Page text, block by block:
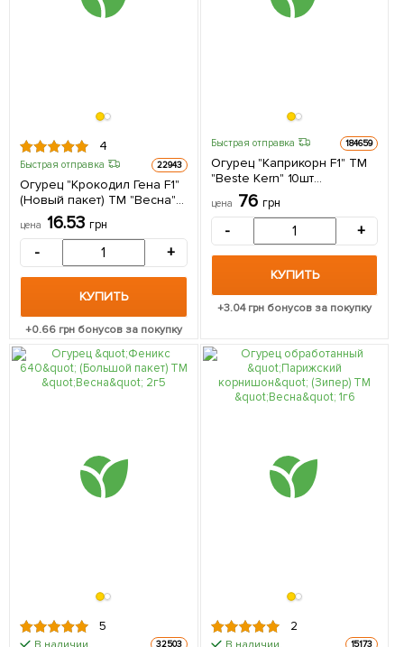
4
Быстрая отправка 22943
Огурец "Крокодил Гена F1"
(Новый пакет) ТМ "Весна"
0.25г
цена 16.53 грн
- +
КУПИТЬ
+0.66 грн бонусов за покупку
Быстрая отправка 184659
Огурец "Каприкорн F1" ТМ
"Beste Kern" 10шт
(самоопыляемый)
цена 76 грн
- +
КУПИТЬ
+3.04грн бонусов за покупку
5
32503
2
15173